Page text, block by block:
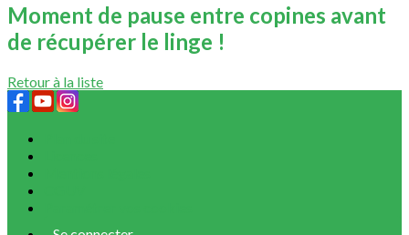
Moment de pause entre copines avant
de récupérer le linge !
Retour à la liste